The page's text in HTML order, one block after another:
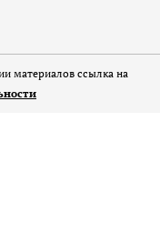
материалов ссылка на